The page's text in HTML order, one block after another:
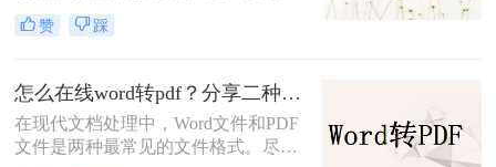
你是一位写作专家，你可能会不时遇
到这样的需求：将你的Word文档转换
布。那么，如何将Word转成PDF呢？
本文将为你提供二种简便而高效的方
法
赞 踩
怎么在线word转pdf？分享二种在线简单的转换方式！
在现代文档处理中，Word文件和PDF
文件是两种最常见的文件格式。尽管